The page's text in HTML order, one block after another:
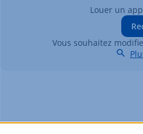
Louer un
Vous souhaitez